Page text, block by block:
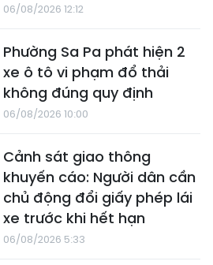
06/08/2026 12:12
Phường Sa Pa phát hiện 2
xe ô tô vi phạm đổ thải
không đúng quy định
06/08/2026 10:00
Cảnh sát giao thông
khuyến cáo: Người dân cần
chủ động đổi giấy phép lái
xe trước khi hết hạn
06/08/2026 5:33